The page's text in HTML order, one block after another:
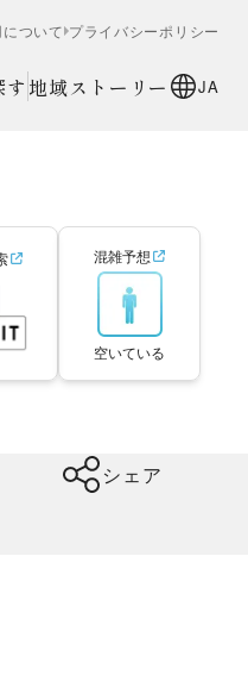
ついて プライバシーポリシー
地域ストーリー JA
混雑予想
空いている
シェア